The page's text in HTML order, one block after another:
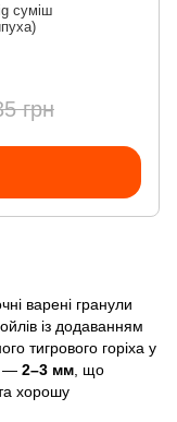
суміш
грн
варені гранули
із додаванням
тигрового горіха у
— 2–3 мм , що
хорошу